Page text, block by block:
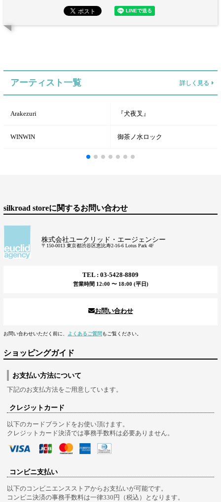
アーティスト一覧 詳しく見る
Arakezuri 『犬夜叉』
WINWIN 御茶ノ水ロック
silkroad storeに関するお問い合わせ
株式会社ユークリッド・エージェンシー
〒150-0013 東京都渋谷区恵比寿2-16-6 Lotus Park 4F
TEL : 03-5428-8809
営業時間 12:00 〜 18:00 (平日)
お問い合わせ
お問い合わせいただく前に、 よくあるご質問 もご覧ください。
ショッピングガイド
お支払い方法について
下記のお支払方法をご用意しています。
クレジットカード
以下のカードブランドをお使い頂けます。
クレジットカード決済では事務手数料は必要ありません。
コンビニ支払い
以下のコンビニエンスストアからお支払いが可能です。
コンビニ決済の事務手数料は一律330円（税込）となります。